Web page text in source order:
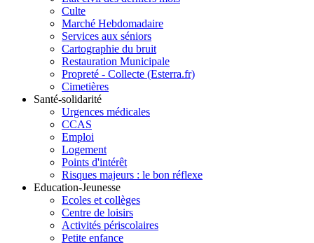
Culte
Marché Hebdomadaire
Services aux séniors
Cartographie du bruit
Restauration Municipale
Propreté - Collecte (Esterra.fr)
Cimetières
Santé-solidarité
Urgences médicales
CCAS
Emploi
Logement
Points d'intérêt
Risques majeurs : le bon réflexe
Education-Jeunesse
Ecoles et collèges
Centre de loisirs
Activités périscolaires
Petite enfance